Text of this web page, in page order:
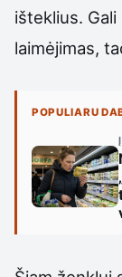
išteklius.
laimėjimas,
POPULIARU